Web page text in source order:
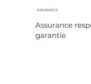
ASSURANCE
Assurance
garantie